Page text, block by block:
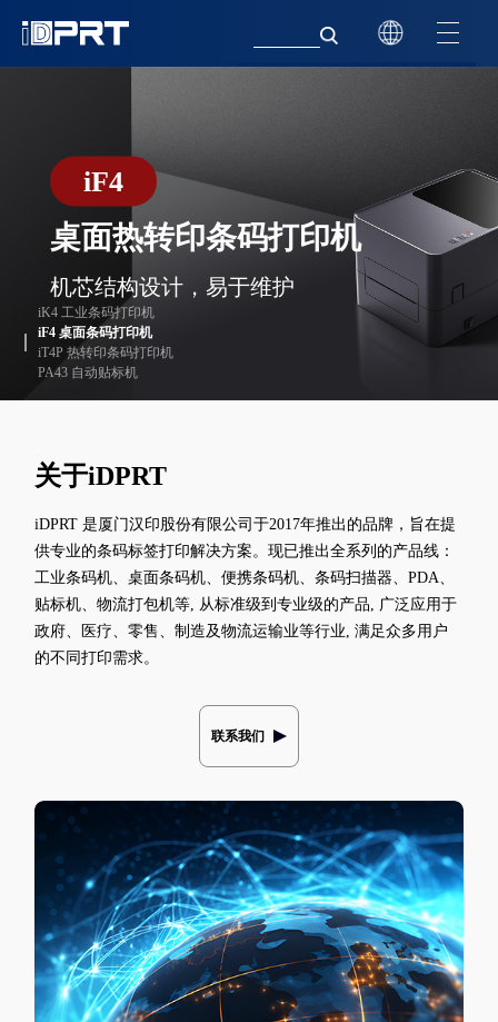
PA431L
自动打印贴标系统
自动贴标机
iK4
工业条码打印机
全心全意，工业品质
iF4
桌面热转印条码打印机
机芯结构设计，易于维护
300米碳带热转印条码标签
打印机
使用友好的控制台和3.5英寸彩色触摸
液晶显示器
PA431L
自动打印贴标系统
自动贴标机
iK4
工业条码打印机
全心全意，工业品质
iK4 工业条码打印机
iF4 桌面条码打印机
iT4P 热转印条码打印机
PA43 自动贴标机
关于iDPRT
iDPRT 是厦门汉印股份有限公司于2017年推出的品牌，旨在提
供专业的条码标签打印解决方案。现已推出全系列的产品线：
工业条码机、桌面条码机、便携条码机、条码扫描器、PDA、
贴标机、物流打包机等, 从标准级到专业级的产品, 广泛应用于
政府、医疗、零售、制造及物流运输业等行业, 满足众多用户
的不同打印需求。
联系我们